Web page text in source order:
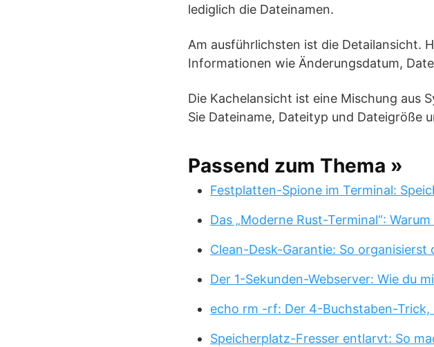
lediglich die Dateinamen.
Am ausführlichsten ist die Detailansicht.
Informationen wie Änderungsdatum,
Die Kachelansicht ist eine Mischung aus
Sie Dateiname, Dateityp und Dateigröße
Passend zum Thema »
Festplatten-Spione im Terminal:
Das „Moderne Rust-Terminal“:
Clean-Desk-Garantie: So organisierst
Der 1-Sekunden-Webserver: Wie du
echo rm -rf: Der 4-Buchstaben-
Speicherplatz-Fresser entlarvt: So